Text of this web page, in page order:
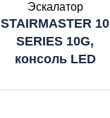
Эскалатор
STAIRMASTER 10
SERIES 10G,
консоль LED